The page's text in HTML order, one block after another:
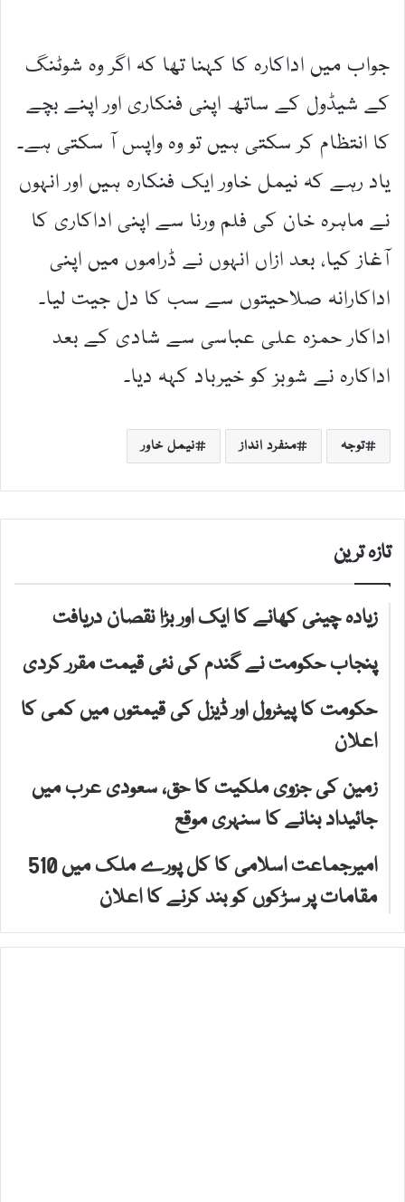
جواب میں اداکارہ کا کہنا تھا کہ اگر وہ شوٹنگ
کے شیڈول کے ساتھ اپنی فنکاری اور اپنے بچے
کا انتظام کر سکتی ہیں تو وہ واپس آ سکتی ہے۔
یاد رہے کہ نیمل خاور ایک فنکارہ ہیں اور انہوں
نے ماہرہ خان کی فلم ورنا سے اپنی اداکاری کا
آغاز کیا، بعد ازاں انہوں نے ڈراموں میں اپنی
اداکارانہ صلاحیتوں سے سب کا دل جیت لیا۔
اداکار حمزہ علی عباسی سے شادی کے بعد
اداکارہ نے شوبز کو خیرباد کہہ دیا۔
توجہ منفرد انداز نیمل خاور
تازہ ترین
زیادہ چینی کھانے کا ایک اور بڑا نقصان دریافت
پنجاب حکومت نے گندم کی نئی قیمت مقرر کردی
حکومت کا پیٹرول اور ڈیزل کی قیمتوں میں کمی کا
اعلان
زمین کی جزوی ملکیت کا حق، سعودی عرب میں
جائیداد بنانے کا سنہری موقع
امیرجماعت اسلامی کا کل پورے ملک میں 510
مقامات پر سڑکوں کو بند کرنے کا اعلان